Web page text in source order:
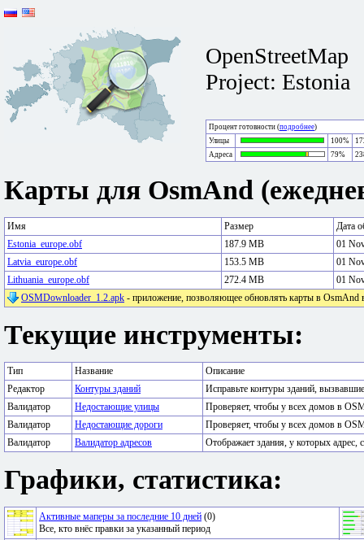
OpenStreetMap
Project: Estonia
Процент готовности (подробнее)
Улицы
100%
Адреса
79%
Карты для OsmAnd
Имя Размер
Дата
Estonia_europe.obf
187.9 MB
01
Latvia_europe.obf
153.5 MB
01
Lithuania_europe.obf
272.4 MB
01
OSMDownloader_1.2.apk - приложение, позволяющее обновлять карты в OsmAnd
Текущие инструменты:
Тип Название
Описание
Редактор
Контуры зданий
Исправьте контуры зданий,
Валидатор
Недостающие улицы
Проверяет, чтобы у всех домов в
Валидатор
Недостающие дороги
Проверяет, чтобы у всех домов в
Валидатор
Валидатор адресов Отображает здания, у которых адрес,
Графики, статистика:
Активные маперы за последние 10 дней (0)
Все, кто внёс правки за указанный период